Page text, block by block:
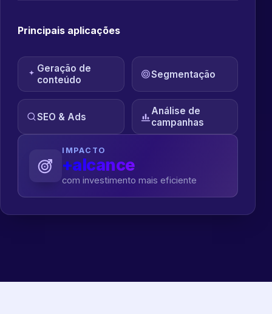
Principais aplicações
Geração de
conteúdo
Segmentação
SEO & Ads
Análise de
campanhas
IMPACTO
+alcance
com investimento mais eficiente